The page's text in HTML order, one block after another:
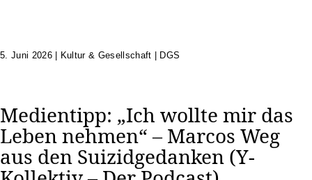
5. Juni 2026| Kultur & Gesellschaft | DGS
Medientipp: „Ich wollte mir das
Leben nehmen“ – Marcos Weg
aus den Suizidgedanken (Y-